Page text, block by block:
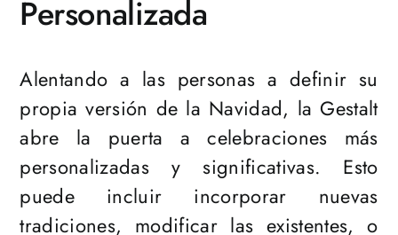
Personalizada
Alentando a las personas a definir su
propia versión de la Navidad, la Gestalt
abre la puerta a celebraciones más
personalizadas y significativas. Esto
puede incluir incorporar nuevas
tradiciones, modificar las existentes, o